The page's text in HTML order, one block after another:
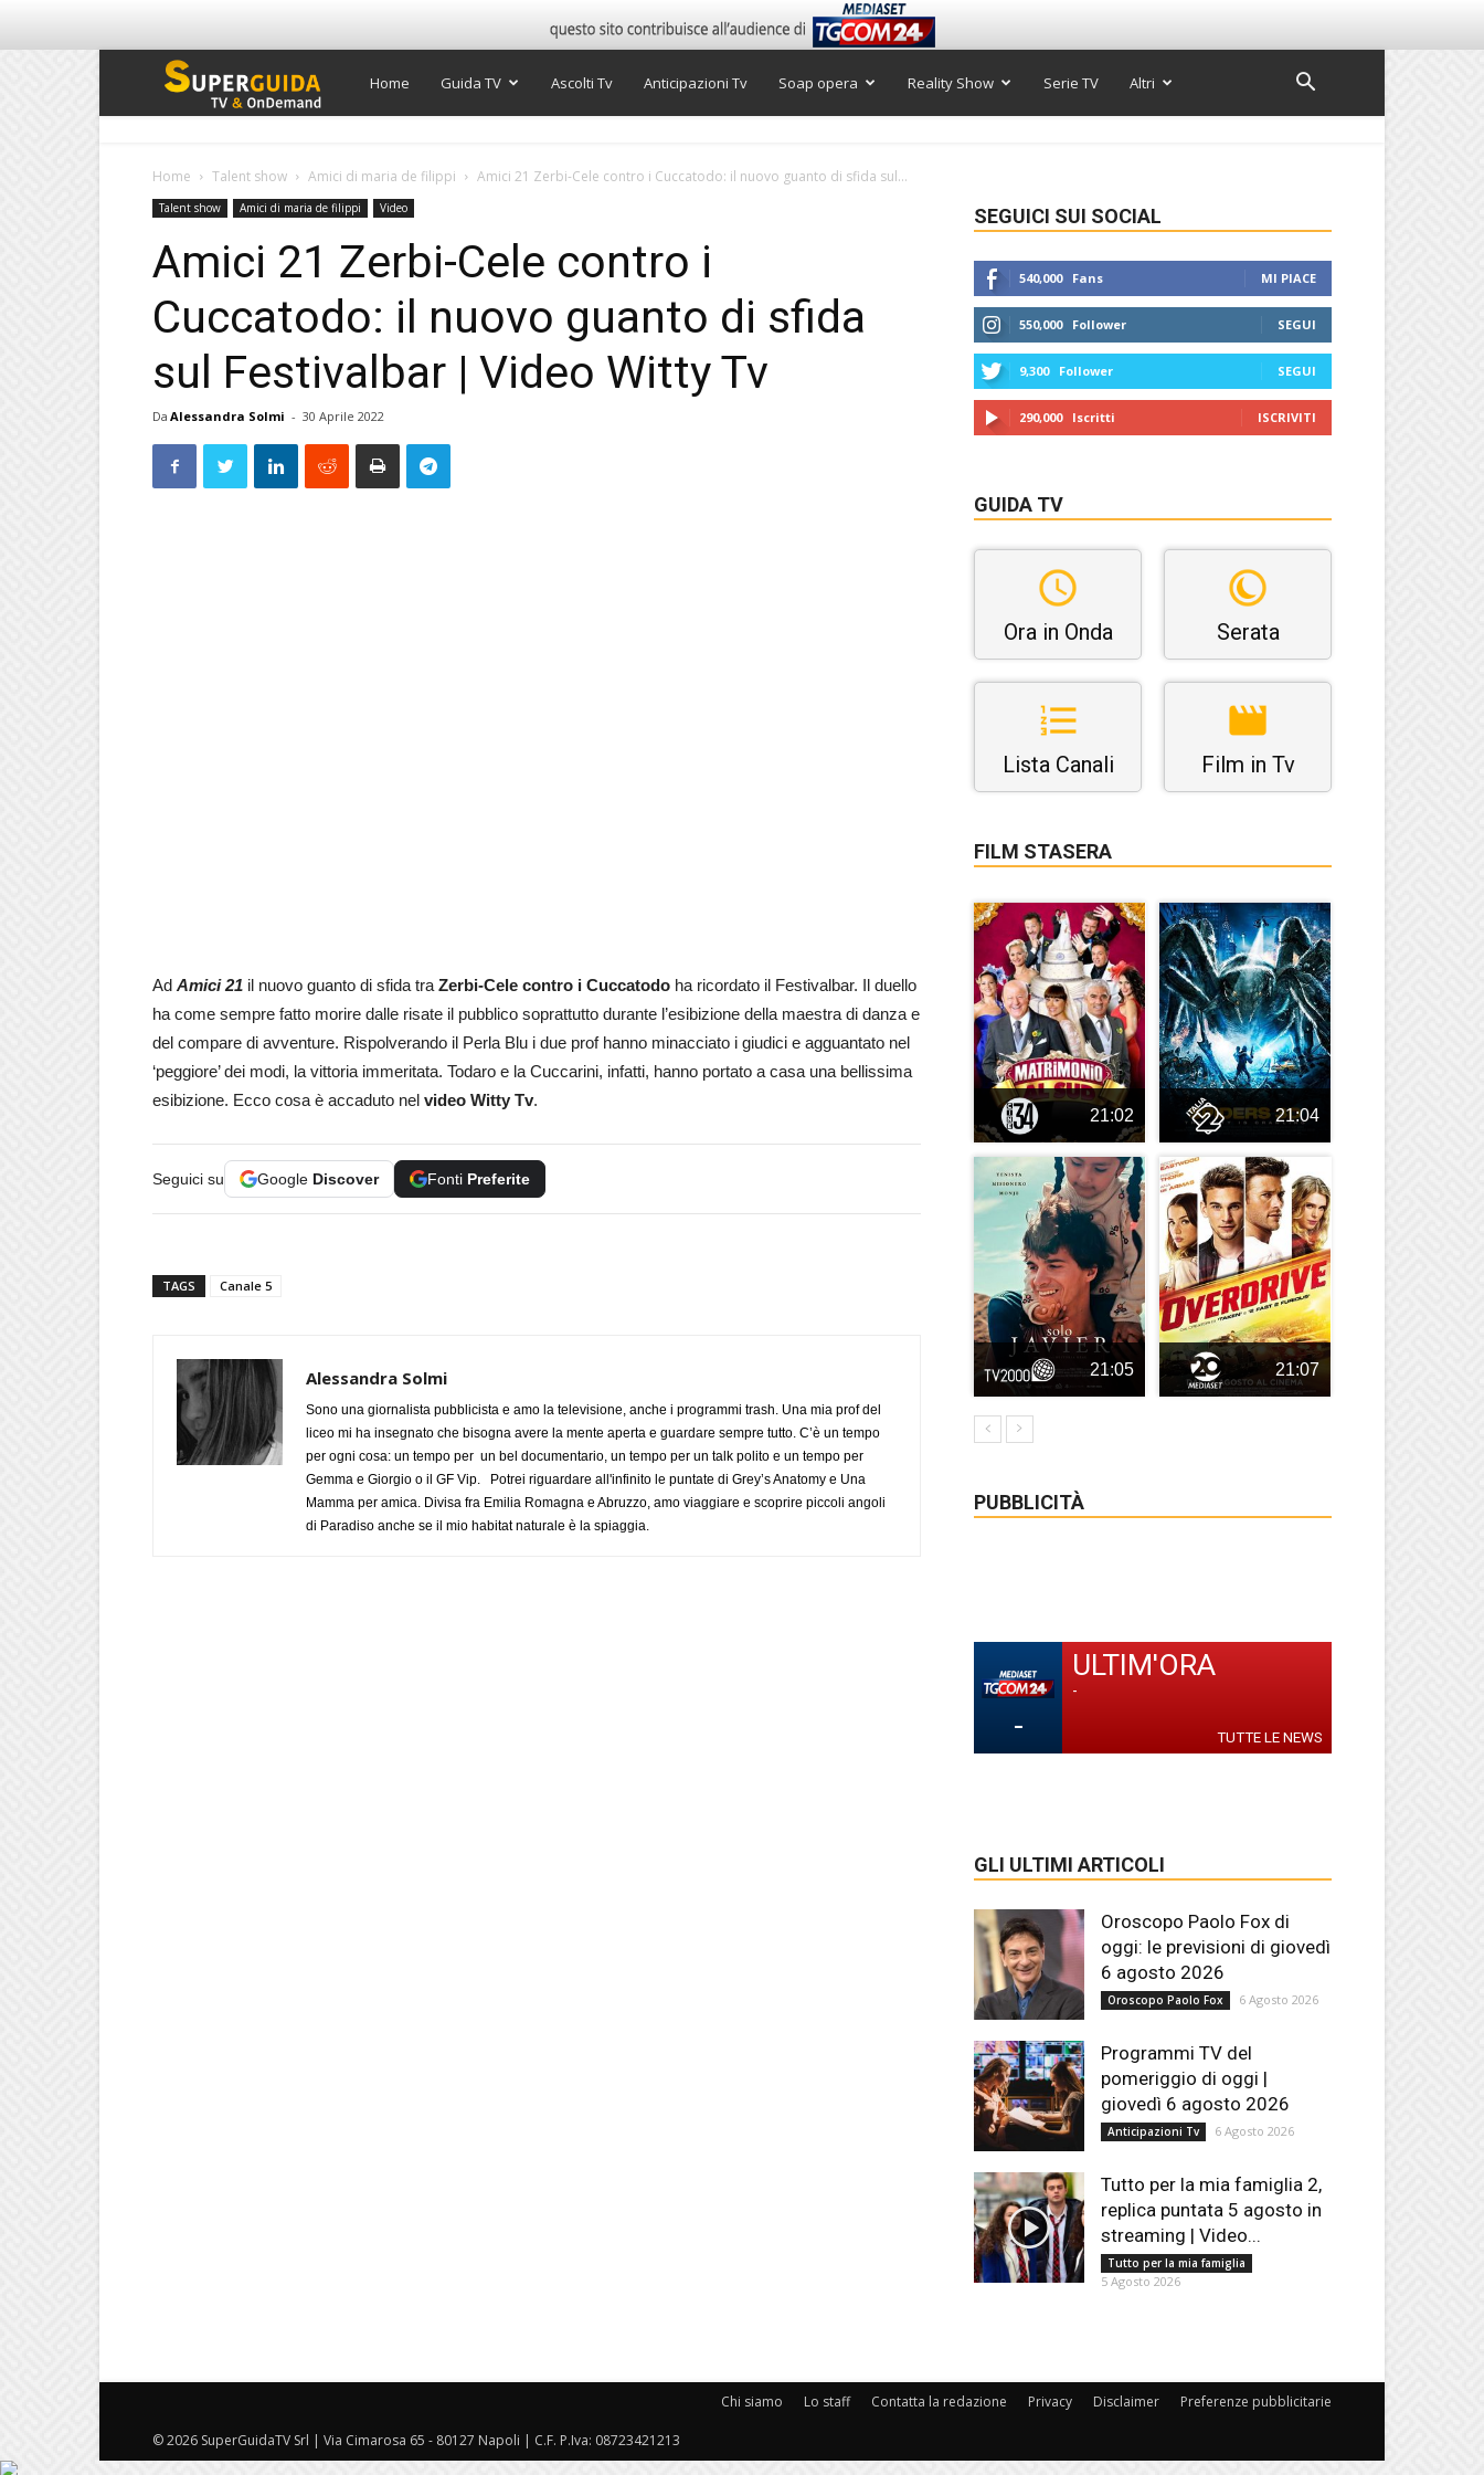
Super
TV
Home Guida TV Ascolti Tv Anticipazioni Tv Soap opera Reality Show Serie TV Altri
Home Talent show Amici di maria de filippi Amici 21 Zerbi-Cele contro i Cuccatodo: il nuovo guanto di sfida sul...
Talent show Amici di maria de filippi Video
Amici 21 Zerbi-Cele contro i
Cuccatodo: il nuovo guanto di sfida
sul Festivalbar | Video Witty Tv
Da Alessandra Solmi - 30 Aprile 2022
Ad Amici 21 il nuovo guanto di sfida tra Zerbi-Cele contro i Cuccatodo ha ricordato il Festivalbar. Il duello
ha come sempre fatto morire dalle risate il pubblico soprattutto durante l’esibizione della maestra di danza e
del compare di avventure. Rispolverando il Perla Blu i due prof hanno minacciato i giudici e agguantato nel
‘peggiore’ dei modi, la vittoria immeritata. Todaro e la Cuccarini, infatti, hanno portato a casa una bellissima
esibizione. Ecco cosa è accaduto nel video Witty Tv.
Seguici su Google Discover Fonti Preferite
TAGS Canale 5
Alessandra Solmi
Sono una giornalista pubblicista e amo la televisione, anche i programmi trash. Una mia prof del
liceo mi ha insegnato che bisogna avere la mente aperta e guardare sempre tutto. C’è un tempo
per ogni cosa: un tempo per un bel documentario, un tempo per un talk polito e un tempo per
Gemma e Giorgio o il GF Vip. Potrei riguardare all'infinito le puntate di Grey’s Anatomy e Una
Mamma per amica. Divisa fra Emilia Romagna e Abruzzo, amo viaggiare e scoprire piccoli angoli
di Paradiso anche se il mio habitat naturale è la spiaggia.
SEGUICI SUI SOCIAL
540,000 Fans MI PIACE
550,000 Follower SEGUI
9,300 Follower SEGUI
290,000 Iscritti ISCRIVITI
GUIDA TV
Ora in Onda Serata
Lista Canali Film in Tv
FILM STASERA
21:02 21:04
21:05 21:07
PUBBLICITÀ
-
ULTIM'ORA
-
TUTTE LE NEWS
GLI ULTIMI ARTICOLI
Oroscopo Paolo Fox di
oggi: le previsioni di giovedì
6 agosto 2026
Oroscopo Paolo Fox 6 Agosto 2026
Programmi TV del
pomeriggio di oggi |
giovedì 6 agosto 2026
Anticipazioni Tv 6 Agosto 2026
Tutto per la mia famiglia 2,
replica puntata 5 agosto in
streaming | Video...
Tutto per la mia famiglia
5 Agosto 2026
Chi siamo Lo staff Contatta la redazione Privacy Disclaimer Preferenze pubblicitarie
© 2026 SuperGuidaTV Srl | Via Cimarosa 65 - 80127 Napoli | C.F. P.Iva: 08723421213